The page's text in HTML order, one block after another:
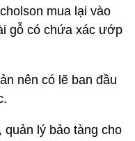
mua lại vào
gỗ có chứa xác ướp
nên có lẽ ban đầu
quản lý bảo tàng cho